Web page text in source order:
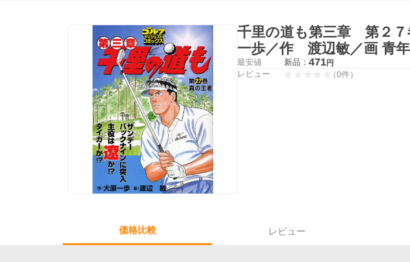
千里の道も第三章 第２７
一歩／作 渡辺敏／画 青
最安値 新品： 471円
レビュー （0件）
価格比較 レビュー